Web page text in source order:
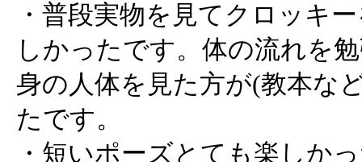
・普段実物を見てクロッキ
しかったです。体の流れを
身の人体を見た方が(教本な
たです。
・短いポーズとても楽しか